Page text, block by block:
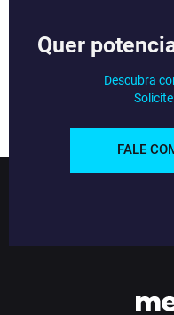
Quer
Descubra
FALE